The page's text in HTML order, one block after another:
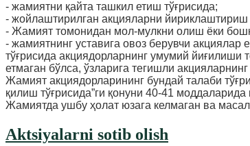
- жамиятни қайта ташкил етиш тўғрисида;
- жойлаштирилган акцияларни йириклаштириш
- Жамият томонидан мол-мулкни олиш ёки
- жамиятнинг уставига овоз берувчи акциялар
тўғрисида акциядорларнинг умумий йиғилиши
етмаган бўлса, ўзларига тегишли
Жамият акциядорларининг бундай талаби
қилиш тўғрисида”ги қонуни 40-41 моддаларида
Жамиятда ушбу ҳолат юзага келмаган ва
Aktsiyalarni sotib olish